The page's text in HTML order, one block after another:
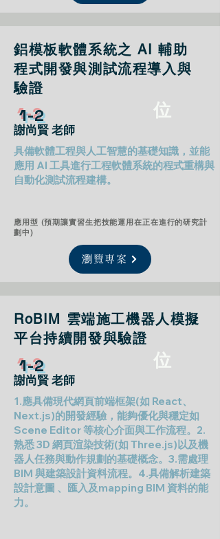
鋁模板軟體系統之 AI 輔助
程式開發與測試流程導入與
驗證
1-2 位
謝尚賢 老師
具備軟體工程與人工智慧的基礎知識，並能
應用 AI 工具進行工程軟體系統的程式重構與
自動化測試流程建構。
應用型 (預期讓實習生把技能運用在正在進行的研究計
劃中)
瀏覽專案
RoBIM 雲端施工機器人模擬
平台持續開發與驗證
1-2 位
謝尚賢 老師
1.應具備現代網頁前端框架(如 React、
Next.js)的開發經驗，能夠優化與穩定如
Scene Editor 等核心介面與工作流程。2.
熟悉 3D 網頁渲染技術(如 Three.js)以及機
器人任務與動作規劃的基礎概念。3.需處理
BIM 與建築設計資料流程。4.具備解析建築
設計意圖 、匯入及mapping BIM 資料的能
力。